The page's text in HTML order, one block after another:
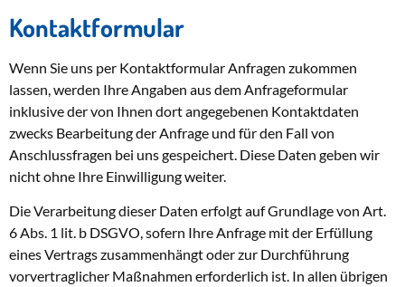
Kontaktformular
Wenn Sie uns per Kontaktformular Anfragen zukommen
lassen, werden Ihre Angaben aus dem Anfrageformular
inklusive der von Ihnen dort angegebenen Kontaktdaten
zwecks Bearbeitung der Anfrage und für den Fall von
Anschlussfragen bei uns gespeichert. Diese Daten geben wir
nicht ohne Ihre Einwilligung weiter.
Die Verarbeitung dieser Daten erfolgt auf Grundlage von Art.
6 Abs. 1 lit. b DSGVO, sofern Ihre Anfrage mit der Erfüllung
eines Vertrags zusammenhängt oder zur Durchführung
vorvertraglicher Maßnahmen erforderlich ist. In allen übrigen